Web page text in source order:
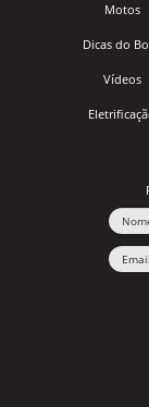
Motos
Dicas do
Vídeos